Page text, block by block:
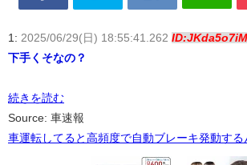
1: 2025/06/29(日) 18:55:41.262
下手くそなの？
続きを読む
Source: 車速報
車運転してると高頻度で自動ブレーキ発動する